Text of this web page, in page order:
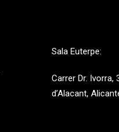
Sala Euterpe:
Carrer Dr. Ivorra,
d’Alacant,